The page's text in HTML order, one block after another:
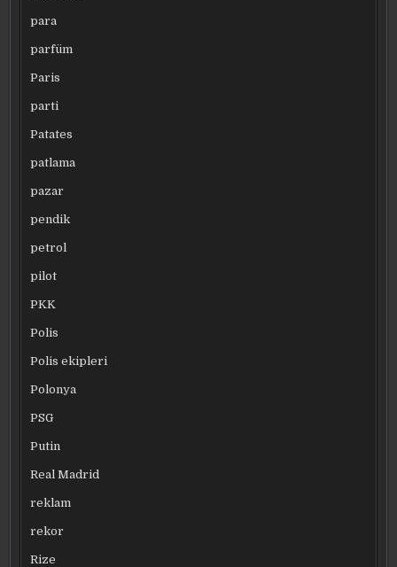
para
parfüm
Paris
parti
Patates
patlama
pazar
pendik
petrol
pilot
PKK
Polis
Polis ekipleri
Polonya
PSG
Putin
Real Madrid
reklam
rekor
Rize